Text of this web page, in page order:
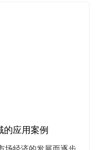
的应用案例